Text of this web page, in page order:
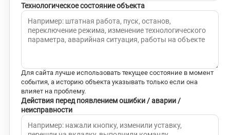
Технологическое состояние объекта
Для сайта лучше использовать текущее состояние в момент
события, а историю объекта указывать только если она
влияет на проблему.
Действия перед появлением ошибки / аварии /
неисправности